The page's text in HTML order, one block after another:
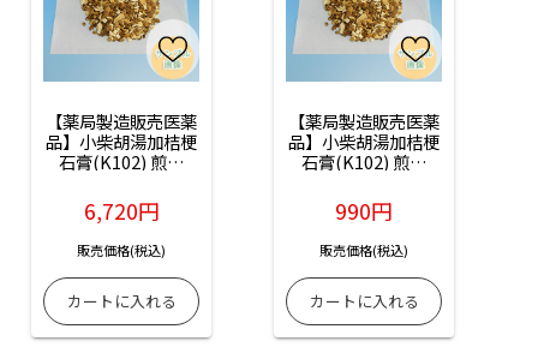
【薬局製造販売医薬
品】小柴胡湯加桔梗
石膏(K102) 煎じ
6,720円
販売価格(税込)
【薬局製造販売医薬
品】小柴胡湯加桔梗
石膏(K102) 煎じ
990円
販売価格(税込)